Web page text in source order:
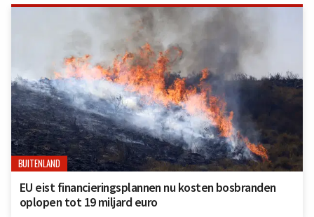
BUITENLAND
EU eist financieringsplannen nu kosten bosbranden
oplopen tot 19 miljard euro